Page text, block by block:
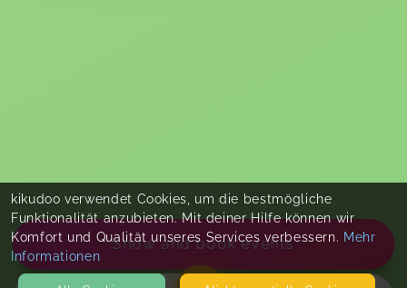
Show and book events
kikudoo verwendet Cookies, um die bestmögliche
Funktionalität anzubieten. Mit deiner Hilfe können wir
Komfort und Qualität unseres Services verbessern. Mehr
Informationen